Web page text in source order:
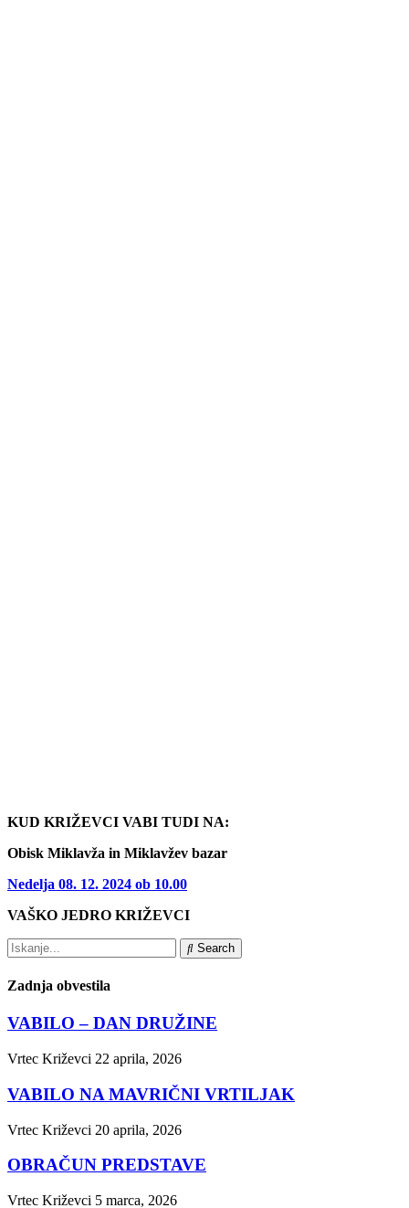
KUD KRIŽEVCI VABI TUDI NA:
Obisk Miklavža in Miklavžev bazar
Nedelja 08. 12. 2024 ob 10.00
VAŠKO JEDRO KRIŽEVCI
Search
Zadnja obvestila
VABILO – DAN DRUŽINE
Vrtec Križevci 22 aprila, 2026
VABILO NA MAVRIČNI VRTILJAK
Vrtec Križevci 20 aprila, 2026
OBRAČUN PREDSTAVE
Vrtec Križevci 5 marca, 2026